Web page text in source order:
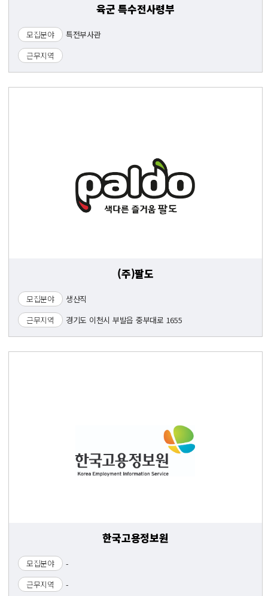
육군 특수전사령부
모집분야
특전부사관
근무지역
(주)팔도
모집분야
생산직
근무지역
경기도 이천시 부발읍 중부대로 1655
한국고용정보원
모집분야
-
근무지역
-